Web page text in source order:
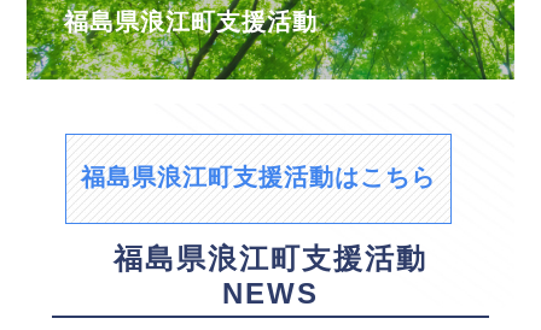
福島県浪江町支援活動
福島県浪江町支援活動はこちら
福島県浪江町支援活動
NEWS